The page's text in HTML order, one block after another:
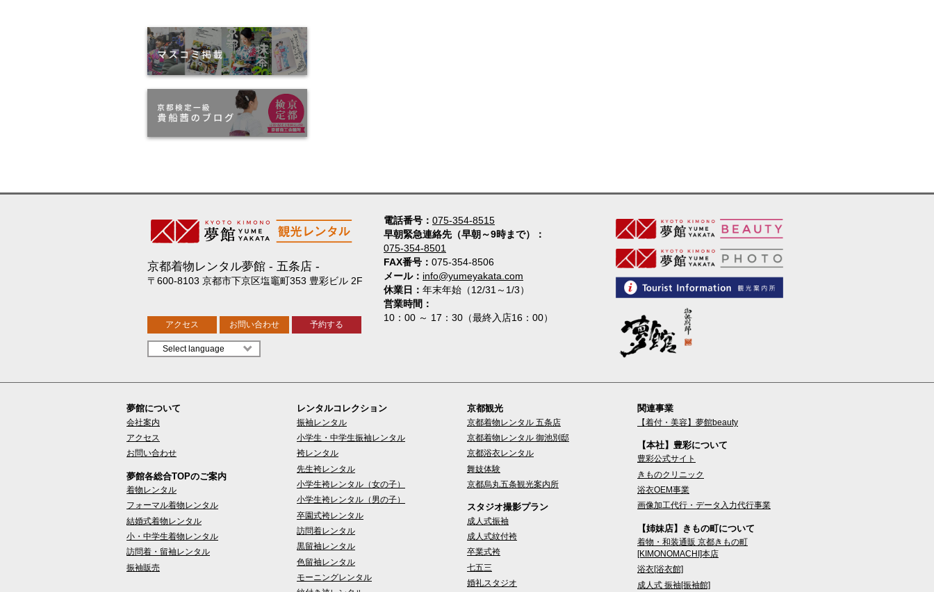
電話番号
075-354-8515
早朝緊急連絡先（早朝～9時まで）
075-354-8501
FAX番号
075-354-8506
メール
info@yumeyakata.com
休業日
年末年始（12/31～1/3）
営業時間
10：00 ～ 17：30（最終入店16：00）
京都着物レンタル夢館 五条店
〒600-8103 京都市下京区塩竈町353 豊彩ビル 2F
アクセス お問い合わせ 予約する
夢館について
会社案内
アクセス
お問い合わせ
夢館各総合TOPのご案内
着物レンタル
フォーマル着物レンタル
結婚式着物レンタル
小・中学生着物レンタル
訪問着・留袖レンタル
振袖販売
レンタルコレクション
振袖レンタル
小学生・中学生振袖レンタル
袴レンタル
先生袴レンタル
小学生袴レンタル（女の子）
小学生袴レンタル（男の子）
卒園式袴レンタル
訪問着レンタル
黒留袖レンタル
色留袖レンタル
モーニングレンタル
京都観光
京都着物レンタル 五条店
京都着物レンタル 御池別邸
京都浴衣レンタル
舞妓体験
京都烏丸五条観光案内所
スタジオ撮影プラン
成人式振袖
成人式紋付袴
卒業式袴
七五三
婚礼スタジオ
関連事業
【着付・美容】夢館beauty
【本社】豊彩について
豊彩公式サイト
きものクリニック
浴衣OEM事業
画像加工代行・データ入力代行事業
【姉妹店】きもの町について
着物・和装通販 京都きもの町
[KIMONOMACHI]本店
浴衣[浴衣館]
成人式 振袖[振袖館]